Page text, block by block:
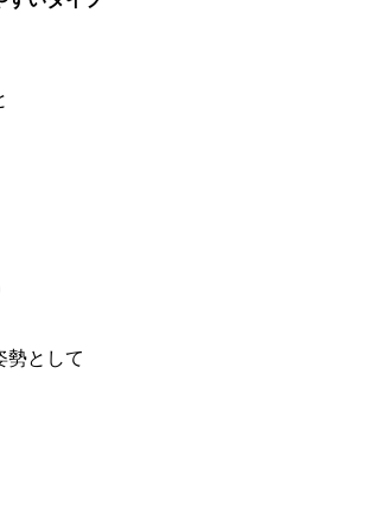
勢として